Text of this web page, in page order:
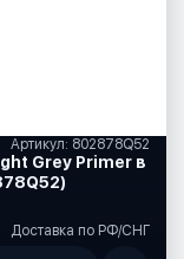
Артикул: 802878Q52
Grey Primer в
Доставка по РФ/СНГ